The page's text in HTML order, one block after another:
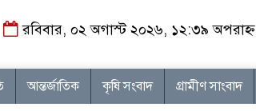
রবিবার, ০২ অগাস্ট ২০২৬, ১২:৩৯ অপরাহ্ন
আন্তর্জাতিক কৃষি সংবাদ গ্রামীণ সাংবাদ